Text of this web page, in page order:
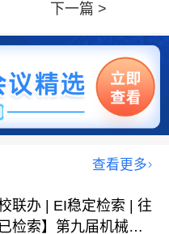
下一篇 >
查看更多
校联办 | EI稳定检索 | 往
检索】第九届机械工